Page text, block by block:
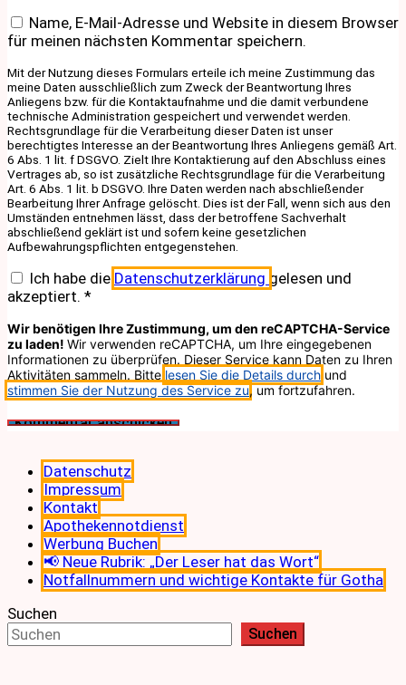
Name, E-Mail-Adresse und Website in diesem Browser
für meinen nächsten Kommentar speichern.
Mit der Nutzung dieses Formulars erteile ich meine Zustimmung das
meine Daten ausschließlich zum Zweck der Beantwortung Ihres
Anliegens bzw. für die Kontaktaufnahme und die damit verbundene
technische Administration gespeichert und verwendet werden.
Rechtsgrundlage für die Verarbeitung dieser Daten ist unser
berechtigtes Interesse an der Beantwortung Ihres Anliegens gemäß Art.
6 Abs. 1 lit. f DSGVO. Zielt Ihre Kontaktierung auf den Abschluss eines
Vertrages ab, so ist zusätzliche Rechtsgrundlage für die Verarbeitung
Art. 6 Abs. 1 lit. b DSGVO. Ihre Daten werden nach abschließender
Bearbeitung Ihrer Anfrage gelöscht. Dies ist der Fall, wenn sich aus den
Umständen entnehmen lässt, dass der betroffene Sachverhalt
abschließend geklärt ist und sofern keine gesetzlichen
Aufbewahrungspflichten entgegenstehen.
Ich habe die Datenschutzerklärung gelesen und
akzeptiert. *
Wir benötigen Ihre Zustimmung, um den reCAPTCHA-Service
zu laden! Wir verwenden reCAPTCHA, um Ihre eingegebenen
Informationen zu überprüfen. Dieser Service kann Daten zu Ihren
Aktivitäten sammeln. Bitte lesen Sie die Details durch und
stimmen Sie der Nutzung des Service zu, um fortzufahren.
Datenschutz
Impressum
Kontakt
Apothekennotdienst
Werbung Buchen
📢 Neue Rubrik: „Der Leser hat das Wort“
Notfallnummern und wichtige Kontakte für Gotha
Suchen
Suchen